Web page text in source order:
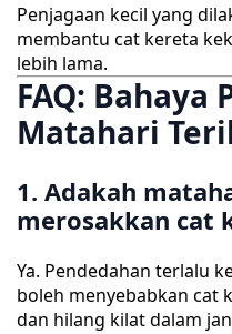
Penjagaan kecil yang
membantu cat kereta
lebih lama.
FAQ: Bahaya
Matahari
1. Adakah
merosakkan cat
Ya. Pendedahan terlalu
boleh menyebabkan cat
dan hilang kilat dalam